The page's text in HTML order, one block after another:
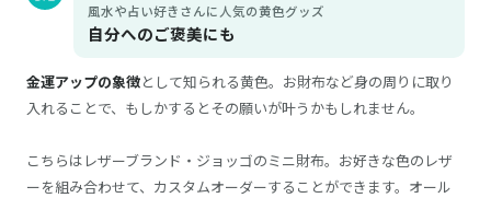
風水や占い好きさんに人気の黄色グッズ
自分へのご褒美にも
金運アップの象徴として知られる黄色。お財布など身の周りに取り
入れることで、もしかするとその願いが叶うかもしれません。
こちらはレザーブランド・ジョッゴのミニ財布。お好きな色のレザ
ーを組み合わせて、カスタムオーダーすることができます。オール